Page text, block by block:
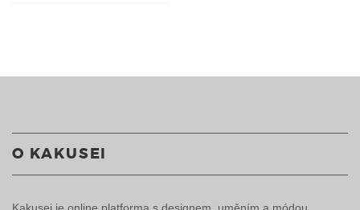
O KAKUSEI
Kakusei je online platforma s designem, uměním a módou